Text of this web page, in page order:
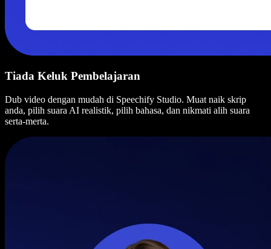
Tiada Keluk Pembelajaran
Dub video dengan mudah di Speechify Studio. Muat naik skrip
anda, pilih suara AI realistik, pilih bahasa, dan nikmati alih suara
serta-merta.